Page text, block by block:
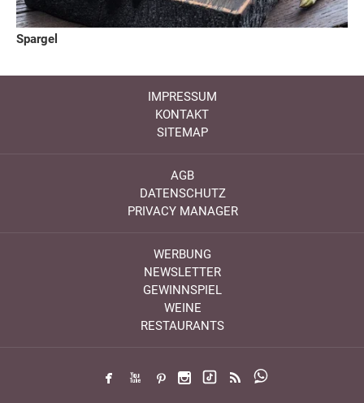
Spargel
IMPRESSUM
KONTAKT
SITEMAP
AGB
DATENSCHUTZ
PRIVACY MANAGER
WERBUNG
NEWSLETTER
GEWINNSPIEL
WEINE
RESTAURANTS